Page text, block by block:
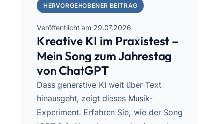
HERVORGEHOBENER BEITRAG
Veröffentlicht am 29.07.2026
Kreative KI im Praxistest –
Mein Song zum Jahrestag
von ChatGPT
Dass generative KI weit über Text
hinausgeht, zeigt dieses Musik-
Experiment. Erfahren Sie, wie der Song